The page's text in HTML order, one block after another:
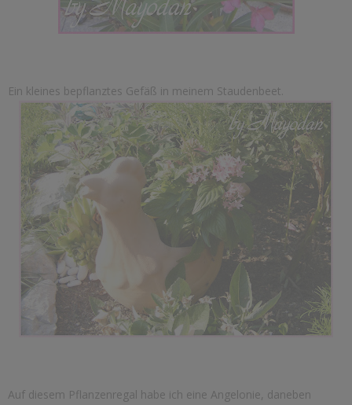
Ein kleines bepflanztes Gefäß in meinem Staudenbeet.
Auf diesem Pflanzenregal habe ich eine Angelonie, daneben